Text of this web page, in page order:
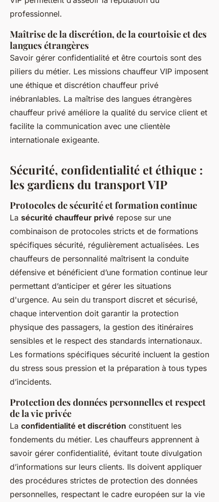
professionnel.
Maîtrise de la discrétion, de la courtoisie et des
langues étrangères
Savoir gérer confidentialité et être courtois sont des
piliers du métier. Les missions chauffeur VIP imposent
une éthique et discrétion chauffeur privé
inébranlables. La maîtrise des langues étrangères
chauffeur privé améliore la qualité du service client et
facilite la communication avec une clientèle
internationale exigeante.
Sécurité, confidentialité et éthique :
les gardiens du transport VIP
Protocoles de sécurité et formation continue
La sécurité chauffeur privé repose sur une
combinaison de protocoles stricts et de formations
spécifiques sécurité, régulièrement actualisées. Les
chauffeurs de personnalité maîtrisent la conduite
défensive et bénéficient d’une formation continue leur
permettant d’anticiper et gérer les situations
d'urgence. Au sein du transport discret et sécurisé,
chaque intervention doit garantir la protection
physique des passagers, la gestion des itinéraires
sensibles et le respect des standards internationaux.
Les formations spécifiques sécurité incluent la gestion
du stress sous pression et la préparation à tous types
d’incidents.
Protection des données personnelles et respect
de la vie privée
La confidentialité et discrétion constituent les
fondements du métier. Les chauffeurs apprennent à
savoir gérer confidentialité, évitant toute divulgation
d’informations sur leurs clients. Ils doivent appliquer
des procédures strictes de protection des données
personnelles, respectant le cadre européen sur la vie